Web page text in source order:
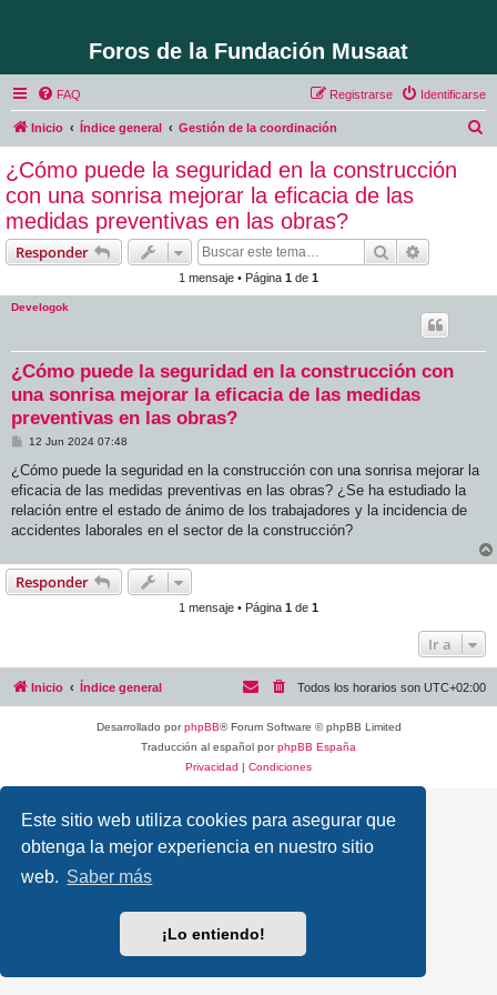
Este sitio web utiliza cookies para asegurar que
obtenga la mejor experiencia en nuestro sitio
web. Saber más
¡Lo entiendo!
Foros de la Fundación Musaat
FAQ Identificarse
Registrarse
Inicio Índice general Gestión de la coordinación
¿Cómo puede la seguridad en la construcción
con una sonrisa mejorar la eficacia de las
medidas preventivas en las obras?
Responder Buscar
1 mensaje • Página 1 de 1
Develogok
¿Cómo puede la seguridad en la construcción con
una sonrisa mejorar la eficacia de las medidas
preventivas en las obras?
M
n
a
j
12 Jun 2024 07:48
¿Cómo puede la seguridad en la construcción con una sonrisa mejorar la
eficacia de las medidas preventivas en las obras? ¿Se ha estudiado la
relación entre el estado de ánimo de los trabajadores y la incidencia de
accidentes laborales en el sector de la construcción?
Responder
1 mensaje • Página 1 de 1
Ir a
Inicio Índice general Todos los horarios son UTC+02:00
Desarrollado porphpBB® Forum Software © phpBB Limited
Traducción al español porphpBB España
Privacidad | Condiciones